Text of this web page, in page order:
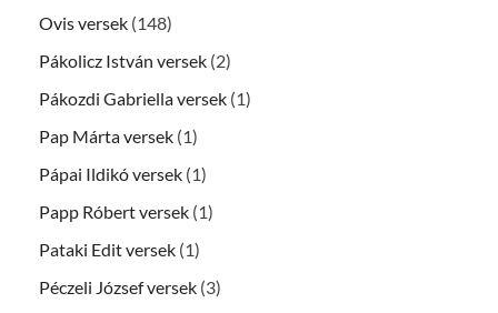
Ovis versek (148)
Pákolicz István versek (2)
Pákozdi Gabriella versek (1)
Pap Márta versek (1)
Pápai Ildikó versek (1)
Papp Róbert versek (1)
Pataki Edit versek (1)
Péczeli József versek (3)